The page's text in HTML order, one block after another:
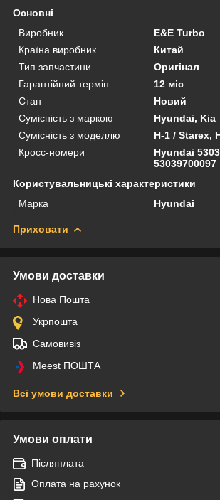
Основні
Виробник
E&E Turbo
Країна виробник
Китай
Тип запчастини
Оригінал
Гарантійний термін
12 міс
Стан
Новий
Сумісність з маркою
Hyundai, Kia
Сумісність з моделлю
H-1 / Starex,
Кросс-номери
Hyundai
53039700097
Користувальницькі характеристики
Марка
Hyundai
Приховати
Умови доставки
Нова Пошта
Укрпошта
Самовивіз
Meest ПОШТА
Всі умови доставки
Умови оплати
Післяплата
Оплата на рахунок